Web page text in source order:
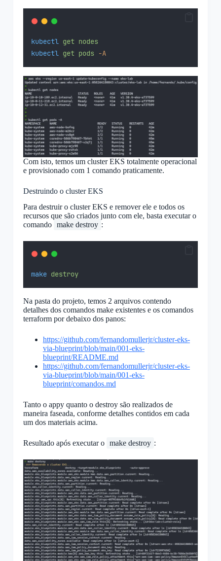
kubectl get nodes
kubectl get pods -A
Com isto, temos um cluster EKS totalmente operacional
e provisionado com 1 comando praticamente.
Destruindo o cluster EKS
Para destruir o cluster EKS e remover ele e todos os
recursos que são criados junto com ele, basta executar o
comando make destroy :
make destroy
Na pasta do projeto, temos 2 arquivos contendo
detalhes dos comandos make existentes e os comandos
terraform por debaixo dos panos:
https://github.com/fernandomullerjr/cluster-eks-
via-blueprint/blob/main/001-eks-
blueprint/README.md
https://github.com/fernandomullerjr/cluster-eks-
via-blueprint/blob/main/001-eks-
blueprint/comandos.md
Tanto o appy quanto o destroy são realizados de
maneira faseada, conforme detalhes contidos em cada
um dos materiais acima.
Resultado após executar o make destroy :